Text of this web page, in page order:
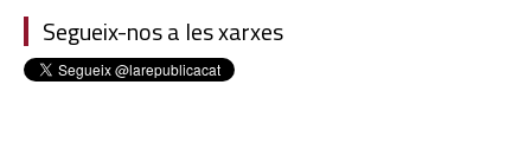
Segueix-nos a les xarxes